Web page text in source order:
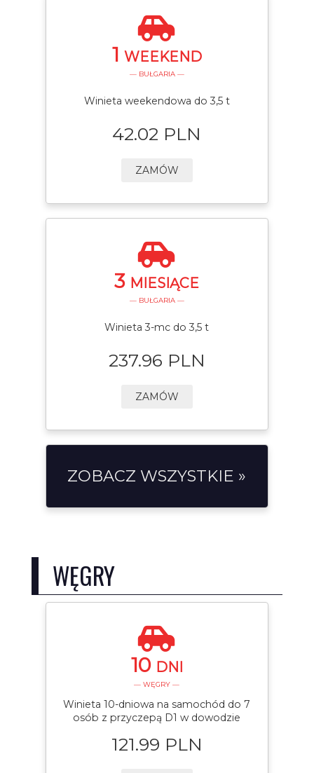
1 WEEKEND
— BUŁGARIA —
Winieta weekendowa do 3,5 t
42.02 PLN
ZAMÓW
3 MIESIĄCE
— BUŁGARIA —
Winieta 3-mc do 3,5 t
237.96 PLN
ZAMÓW
ZOBACZ WSZYSTKIE »
WĘGRY
10 DNI
— WĘGRY —
Winieta 10-dniowa na samochód do 7
osób z przyczepą D1 w dowodzie
121.99 PLN